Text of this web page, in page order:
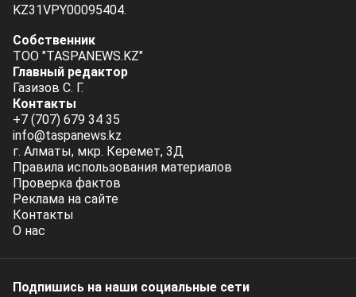
KZ31VPY00095404.
Собственник
ТОО "TASPANEWS.KZ"
Главный редактор
Газизов С. Г.
Контакты
+7 (707) 679 34 35
info@taspanews.kz
г. Алматы, мкр. Керемет, 3Д
Правила использования материалов
Проверка фактов
Реклама на сайте
Контакты
О нас
Подпишись на наши социальные cети